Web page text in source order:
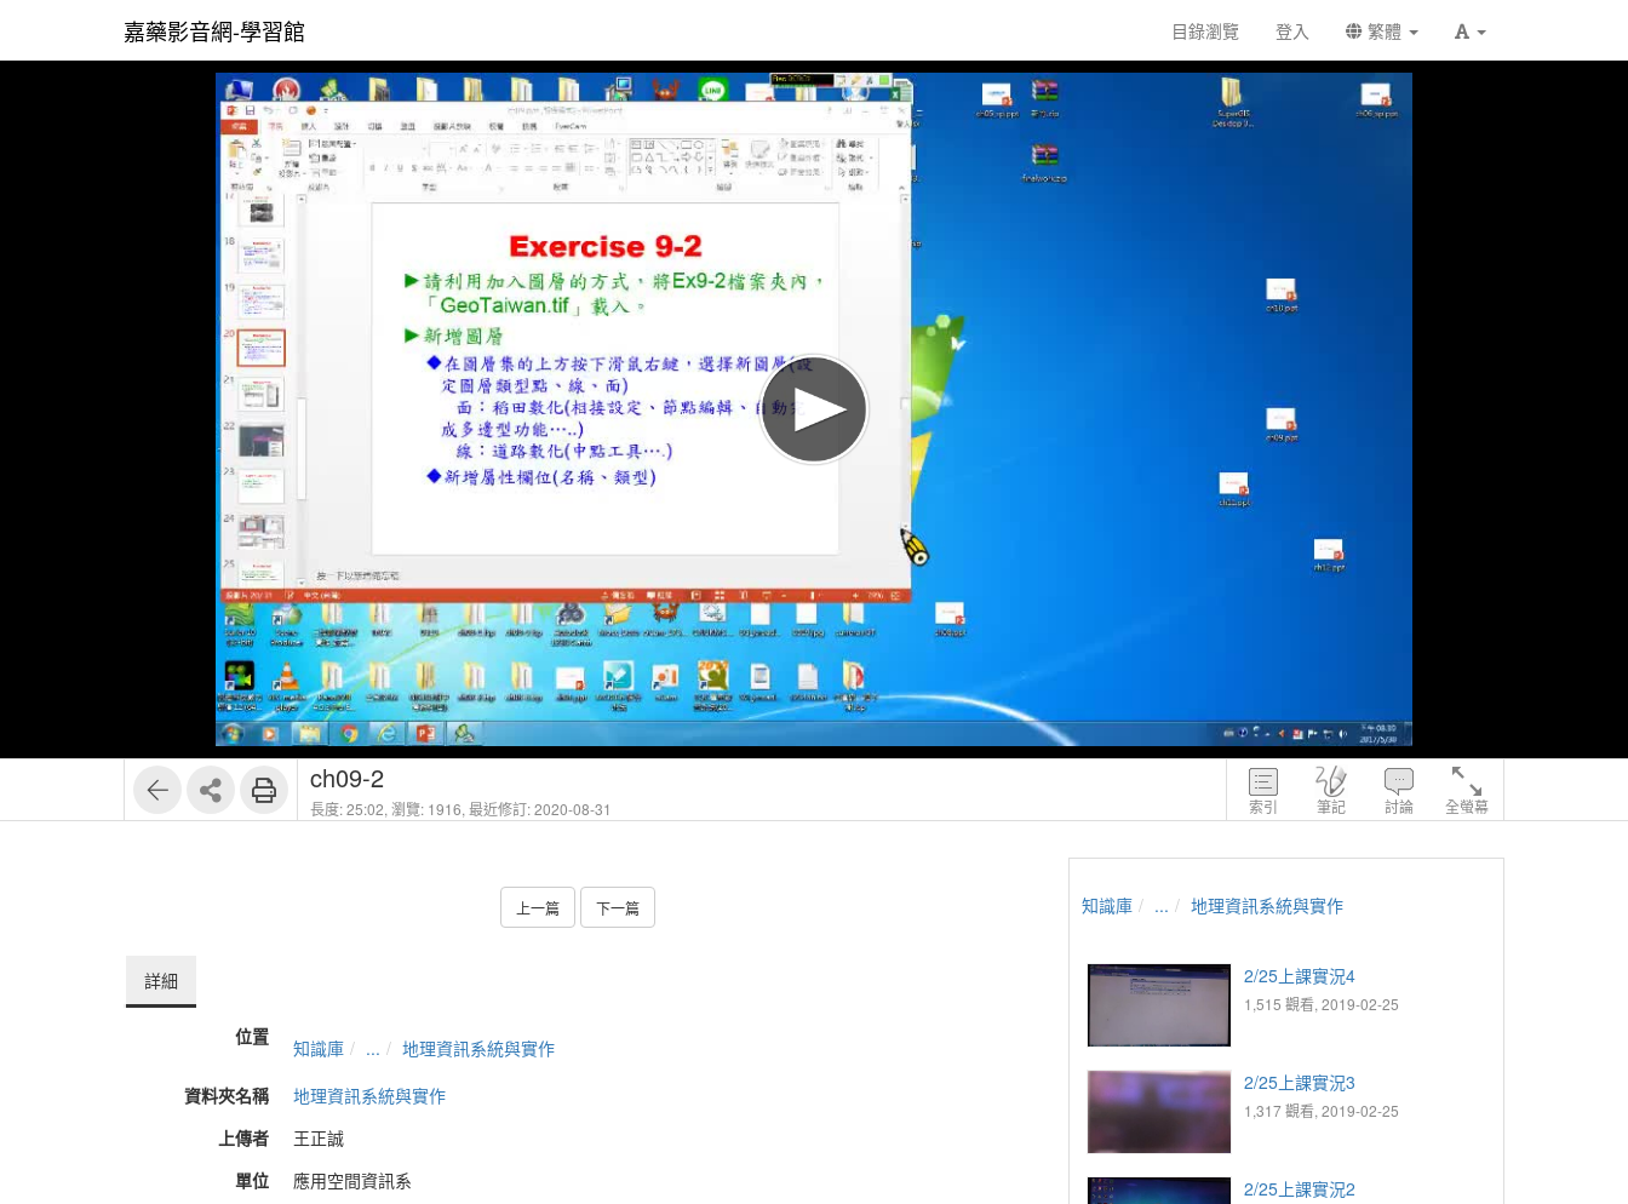
嘉藥影音網-學習館 目錄瀏覽 登入 繁體
索引 筆記 討論 全螢幕
ch09-2
長度: 25:02, 瀏覽: 1916, 最近修訂: 2020-08-31
上一篇 下一篇
詳細
位置 知識庫 ...
地理資訊系統與實作
資料夾名稱
地理資訊系統與實作
上傳者
王正誠
單位
應用空間資訊系
知識庫 ... 地理資訊系統與實作
2/25上課實況4
1,515 觀看, 2019-02-25
2/25上課實況3
1,317 觀看, 2019-02-25
2/25上課實況2